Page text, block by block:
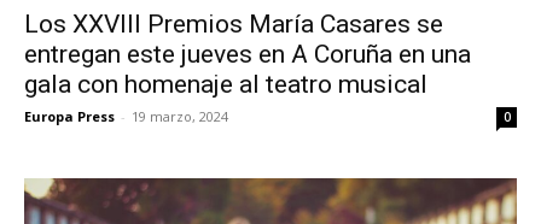
Los XXVIII Premios María Casares se
entregan este jueves en A Coruña en una
gala con homenaje al teatro musical
Europa Press - 19 marzo, 2024 0